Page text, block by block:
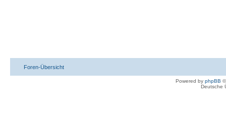
Foren-Übersicht
Powered by phpBB
Deutsche